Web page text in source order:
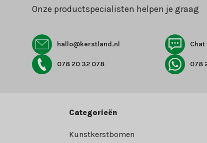
Onze productspecialisten helpen je graag
hallo@kerstland.nl
078 20 32 078 078
Categorieën
Kunstkerstbomen